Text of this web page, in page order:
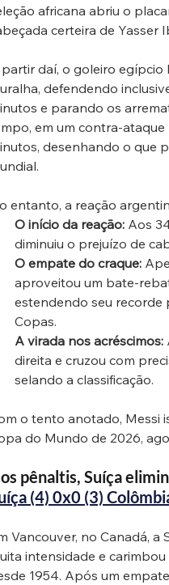
africana abriu o
certeira de Yasser
daí, o goleiro
defendendo
e parando os
em um contra-
desenhando o que
entanto, a reação
O início da reação: Aos
diminuiu o prejuízo de
O empate do craque:
aproveitou um bate-
estendendo seu recorde
Copas.
A virada nos acréscimos:
direita e cruzou com
selando a classificação.
o tento anotado, Messi
do Mundo de 2026,
pênaltis, Suíça
(4) 0x0 (3)
Vancouver, no Canadá,
intensidade e
1954. Após um